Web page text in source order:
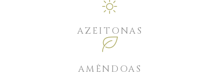
AZEITONAS
AMÊNDOAS